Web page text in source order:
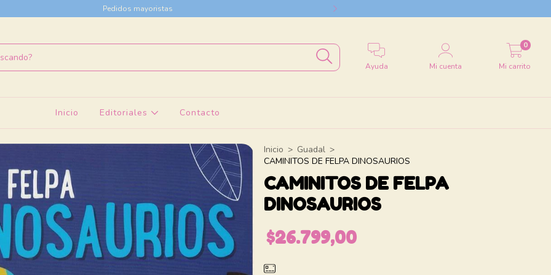
Pedidos mayoristas
Ayuda Mi cuenta Mi carrito
0
Inicio Editoriales Contacto
Inicio > Guadal >
CAMINITOS DE FELPA DINOSAURIOS
CAMINITOS DE FELPA
DINOSAURIOS
$26.799,00